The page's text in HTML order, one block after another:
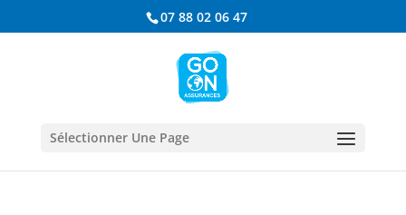
07 88 02 06 47
Sélectionner Une Page